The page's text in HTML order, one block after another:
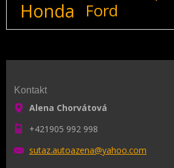
Honda Ford
Kontakt
Alena Chorvátová
+421905 992 998
sutaz.autoazena@yahoo.com